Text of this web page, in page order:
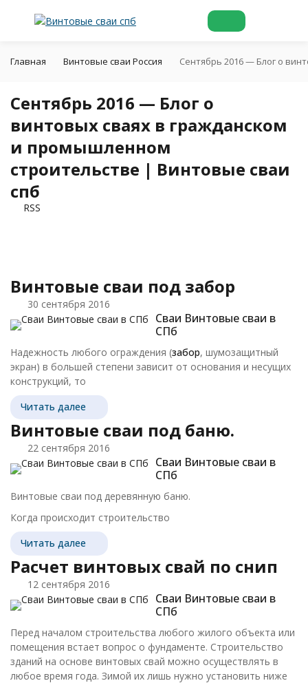
Главная Винтовые сваи Россия Сентябрь 2016 — Блог о
Сентябрь 2016 — Блог о
винтовых сваях в гражданском
и промышленном
строительстве | Винтовые сваи
спб
RSS
​Винтовые сваи под забор
30 сентября 2016
Сваи Винтовые сваи в
СПб
Надежность любого ограждения (забор, шумозащитный
экран) в большей степени зависит от основания и несущих
конструкций, то
Читать далее
Винтовые сваи под баню.
22 сентября 2016
Сваи Винтовые сваи в
СПб
Винтовые сваи под деревянную баню.
Когда происходит строительство
Читать далее
Расчет винтовых свай по снип
12 сентября 2016
Сваи Винтовые сваи в
СПб
Перед началом строительства любого жилого объекта или
помещения встает вопрос о фундаменте. Строительство
зданий на основе винтовых свай можно осуществлять в
любое время года. Зимой их лишь нужно установить ниже